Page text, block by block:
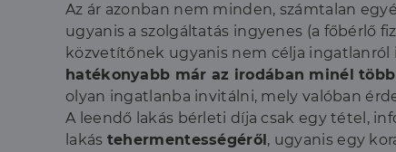
Az ár azonban nem minden, számtalan
ugyanis a szolgáltatás ingyenes (a főbérlő
közvetítőnek ugyanis nem célja ingatlanról
hatékonyabb már az irodában minél
olyan ingatlanba invitálni, mely valóban
A leendő lakás bérleti díja csak egy tétel,
lakás tehermentességéről, ugyanis egy